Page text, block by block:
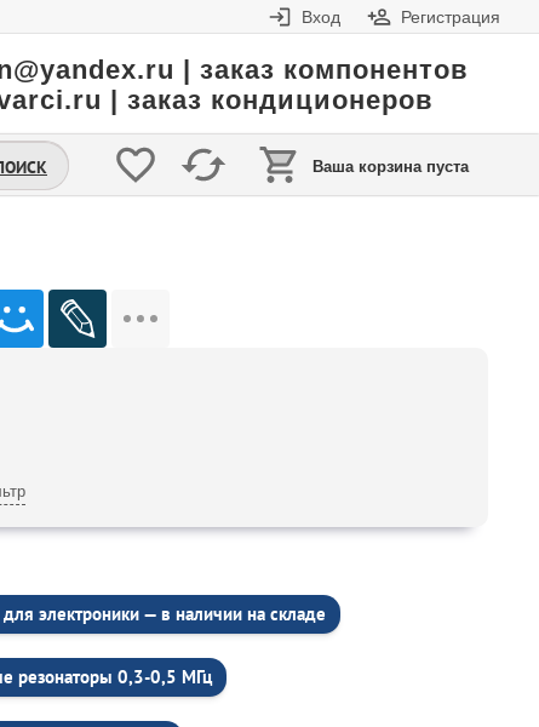
Вход Регистрация
| заказ компонентов
| заказ кондиционеров
Ваша корзина пуста
электроники — в наличии на складе
резонаторы 0,3-0,5 МГц